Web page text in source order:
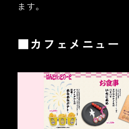
ます。
■カフェメニュー